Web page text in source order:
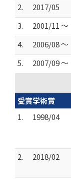
2.
2017/05
3.
2001/11 ～
4.
2006/08 ～
5.
2007/09 ～
受賞学術賞
1.
1998/04
2.
2018/02